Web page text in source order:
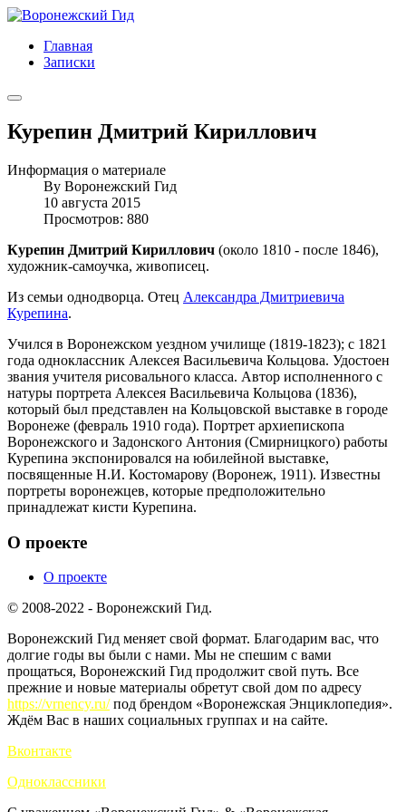
Главная
Записки
Курепин Дмитрий Кириллович
Информация о материале
By Воронежский Гид
10 августа 2015
Просмотров: 880
Курепин Дмитрий Кириллович (около 1810 - после 1846),
художник-самоучка, живописец.
Из семьи однодворца. Отец Александра Дмитриевича
Курепина.
Учился в Воронежском уездном училище (1819-1823); с 1821
года одноклассник Алексея Васильевича Кольцова. Удостоен
звания учителя рисовального класса. Автор исполненного с
натуры портрета Алексея Васильевича Кольцова (1836),
который был представлен на Кольцовской выставке в городе
Воронеже (февраль 1910 года). Портрет архиепископа
Воронежского и Задонского Антония (Смирницкого) работы
Курепина экспонировался на юбилейной выставке,
посвященные Н.И. Костомарову (Воронеж, 1911). Известны
портреты воронежцев, которые предположительно
принадлежат кисти Курепина.
О проекте
О проекте
© 2008-2022 - Воронежский Гид.
Воронежский Гид меняет свой формат. Благодарим вас, что
долгие годы вы были с нами. Мы не спешим с вами
прощаться, Воронежский Гид продолжит свой путь. Все
прежние и новые материалы обретут свой дом по адресу
https://vrnency.ru/под брендом «Воронежская Энциклопедия».
Ждём Вас в наших социальных группах и на сайте.
Вконтакте
Одноклассники